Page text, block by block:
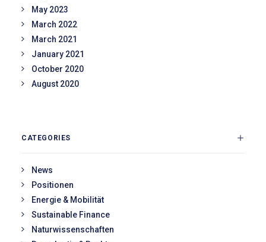
May 2023
March 2022
March 2021
January 2021
October 2020
August 2020
CATEGORIES
News
Positionen
Energie & Mobilität
Sustainable Finance
Naturwissenschaften